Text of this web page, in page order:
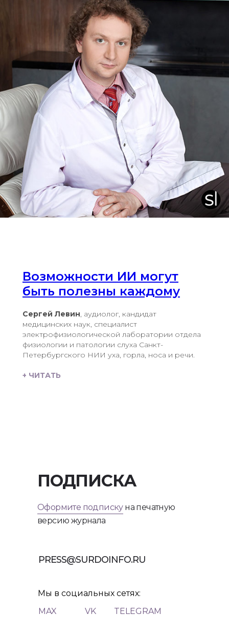
Возможности ИИ могут
быть полезны каждому
Сергей Левин, аудиолог, кандидат
медицинских наук, специалист
электрофизиологической лаборатории отдела
физиологии и патологии слуха Санкт-
Петербургского НИИ уха, горла, носа и речи.
+ ЧИТАТЬ
Оформите подпискуна печатную
версию журнала
ПОДПИСКА
PRESS@SURDOINFO.RU
TELEGRAM
VK
MAX
Мы в социальных сетях: